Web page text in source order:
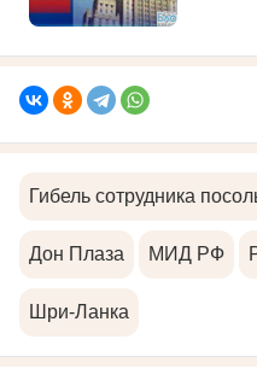
Гибель сотрудника
Дон Плаза МИД РФ
Шри-Ланка